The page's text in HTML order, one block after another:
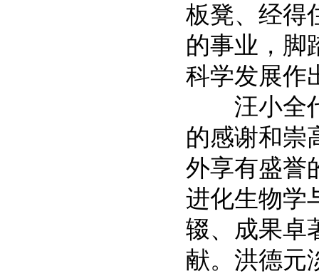
板凳、经得
的事业，脚
科学发展作
汪小全代
的感谢和崇
外享有盛誉
进化生物学
辍、成果卓
献。洪德元